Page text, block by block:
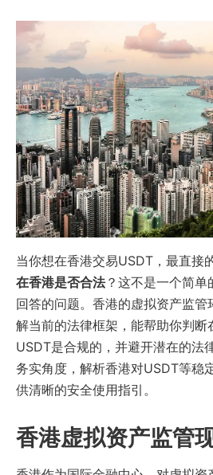
当你想在香港交易USDT，最直接
在香港是否合法？这不是一个简单
回答的问题。香港的虚拟资产监管
解当前的法律框架，能帮助你判断
USDT是合规的，并避开潜在的法
务实角度，解析香港对USDT等稳
供清晰的安全使用指引。
香港虚拟资产监管